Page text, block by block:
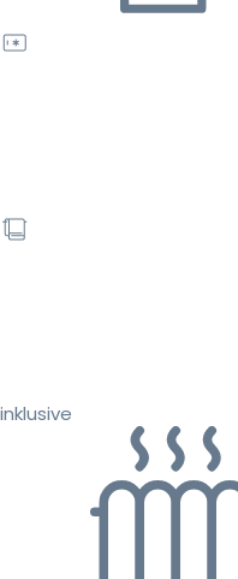
inklusive